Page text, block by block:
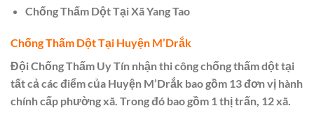
Chống Thấm Dột Tại Xã Yang Tao
Chống Thấm Dột Tại Huyện M’Drắk
Đội Chống Thấm Uy Tín nhận thi công chống thấm dột tại
tất cả các điểm của Huyện M’Drắk bao gồm 13 đơn vị hành
chính cấp phường xã. Trong đó bao gồm 1 thị trấn, 12 xã.